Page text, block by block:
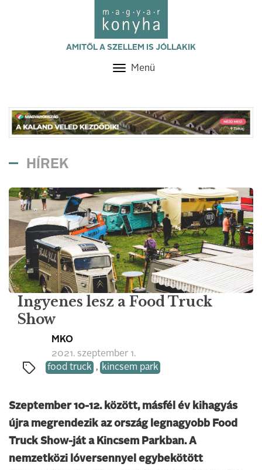
AMITŐL A SZELLEM IS JÓLLAKIK
Toggle
Menü
HÍREK
Ingyenes lesz a Food Truck
Show
MKO
2021. szeptember 1.
food truck , kincsem park
Szeptember 10-12. között, másfél év kihagyás
újra megrendezik az ország legnagyobb Food
Truck Show-ját a Kincsem Parkban. A
nemzetközi lóversennyel egybekötött